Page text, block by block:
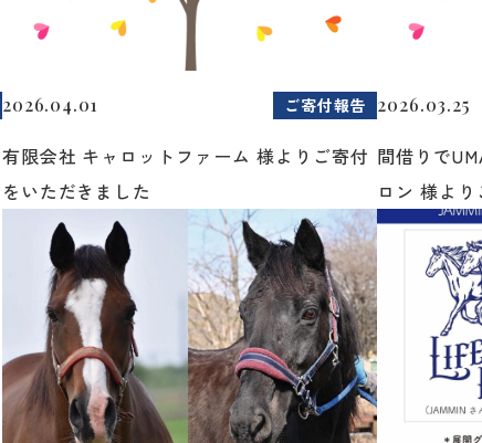
2026.04.01 ご寄付報告
有限会社 キャロットファーム 様よりご寄付
をいただきました
2026.03.25
間借りで
ロン 様よ